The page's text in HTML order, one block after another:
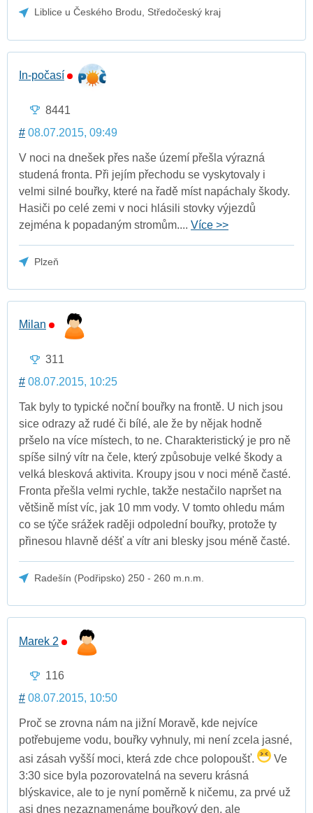
Liblice u Českého Brodu, Středočeský kraj
In-počasí
8441
# 08.07.2015, 09:49
V noci na dnešek přes naše území přešla výrazná
studená fronta. Při jejím přechodu se vyskytovaly i
velmi silné bouřky, které na řadě míst napáchaly škody.
Hasiči po celé zemi v noci hlásili stovky výjezdů
zejména k popadaným stromům.... Více >>
Plzeň
Milan
311
# 08.07.2015, 10:25
Tak byly to typické noční bouřky na frontě. U nich jsou
sice odrazy až rudé či bílé, ale že by nějak hodně
pršelo na více místech, to ne. Charakteristický je pro ně
spíše silný vítr na čele, který způsobuje velké škody a
velká blesková aktivita. Kroupy jsou v noci méně časté.
Fronta přešla velmi rychle, takže nestačilo napršet na
většině míst víc, jak 10 mm vody. V tomto ohledu mám
co se týče srážek raději odpolední bouřky, protože ty
přinesou hlavně déšť a vítr ani blesky jsou méně časté.
Radešín (Podřipsko) 250 - 260 m.n.m.
Marek 2
116
# 08.07.2015, 10:50
Proč se zrovna nám na jižní Moravě, kde nejvíce
potřebujeme vodu, bouřky vyhnuly, mi není zcela jasné,
asi zásah vyšší moci, která zde chce polopoušť.
Ve
3:30 sice byla pozorovatelná na severu krásná
blýskavice, ale to je nyní poměrně k ničemu, za prvé už
asi dnes nezaznamenáme bouřkový den, ale